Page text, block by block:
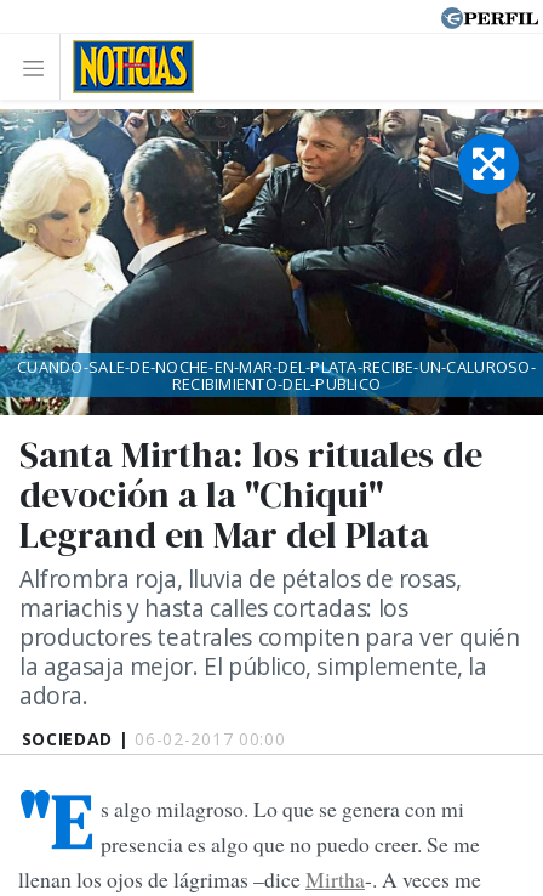
SOCIEDAD | 06-02-2017 00:00
Santa Mirtha: los rituales de
devoción a la "Chiqui"
Legrand en Mar del Plata
Alfrombra roja, lluvia de pétalos de rosas,
mariachis y hasta calles cortadas: los
productores teatrales compiten para ver quién
la agasaja mejor. El público, simplemente, la
adora.
CUANDO-SALE-DE-NOCHE-EN-MAR-DEL-PLATA-RECIBE-UN-CALUROSO-
RECIBIMIENTO-DEL-PUBLICO
"E s algo milagroso. Lo que se genera con mi
presencia es algo que no puedo creer. Se me
llenan los ojos de lágrimas –diceMirtha-. A veces me